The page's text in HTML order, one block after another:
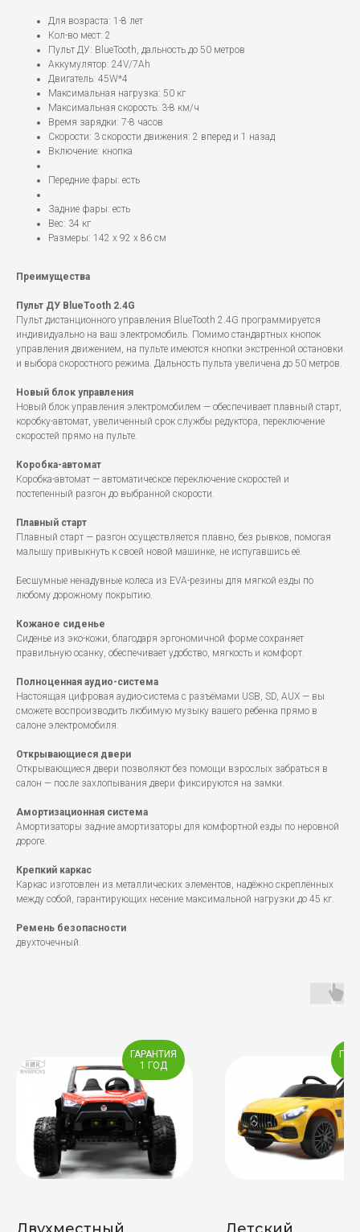
Для возраста: 1-8 лет
Кол-во мест: 2
Пульт ДУ: BlueTooth, дальность до 50 метров
Аккумулятор: 24V/7Ah
Двигатель: 45W*4
Максимальная нагрузка: 50 кг
Максимальная скорость: 3-8 км/ч
Время зарядки: 7-8 часов
Скорости: 3 скорости движения: 2 вперед и 1 назад
Включение: кнопка
Передние фары: есть
Задние фары: есть
Вес: 34 кг
Размеры: 142 x 92 x 86 см
Преимущества
Пульт ДУ BlueTooth 2.4G
Пульт дистанционного управления BlueTooth 2.4G программируется
индивидуально на ваш электромобиль. Помимо стандартных кнопок
управления движением, на пульте имеются кнопки экстренной остановки
и выбора скоростного режима. Дальность пульта увеличена до 50 метров.
Новый блок управления
Новый блок управления электромобилем — обеспечивает плавный старт,
коробку-автомат, увеличенный срок службы редуктора, переключение
скоростей прямо на пульте.
Коробка-автомат
Коробка-автомат — автоматическое переключение скоростей и
постепенный разгон до выбранной скорости.
Плавный старт
Плавный старт — разгон осуществляется плавно, без рывков, помогая
малышу привыкнуть к своей новой машинке, не испугавшись её.
Бесшумные ненадувные колеса из EVA-резины для мягкой езды по
любому дорожному покрытию.
Кожаное сиденье
Сиденье из эко-кожи, благодаря эргономичной форме сохраняет
правильную осанку, обеспечивает удобство, мягкость и комфорт.
Полноценная аудио-система
Настоящая цифровая аудио-система с разъёмами USB, SD, AUX — вы
сможете воспроизводить любимую музыку вашего ребенка прямо в
салоне электромобиля.
Открывающиеся двери
Открывающиеся двери позволяют без помощи взрослых забраться в
салон — после захлопывания двери фиксируются на замки.
Амортизационная система
Амортизаторы задние амортизаторы для комфортной езды по неровной
дороге.
Крепкий каркас
Каркас изготовлен из металлических элементов, надёжно скреплённых
между собой, гарантирующих несение максимальной нагрузки до 45 кг.
Ремень безопасности
двухточечный.
ГАРАНТИЯ
1 ГОД